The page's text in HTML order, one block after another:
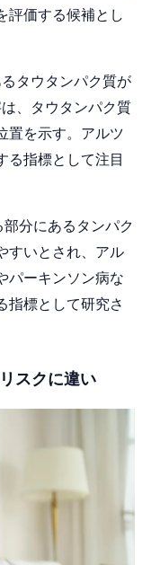
評価する候補とし
タウタンパク質が
、タウタンパク質
置を示す。アルツ
る指標として注目
分にあるタンパク
すいとされ、アル
パーキンソン病な
指標として研究さ
スクに違い